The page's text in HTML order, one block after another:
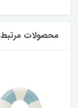
محصولات مرتبط